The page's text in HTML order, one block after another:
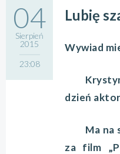
04
Sierpień
2015
23:08
Lubię
Wywiad
dzień
Ma na
za film